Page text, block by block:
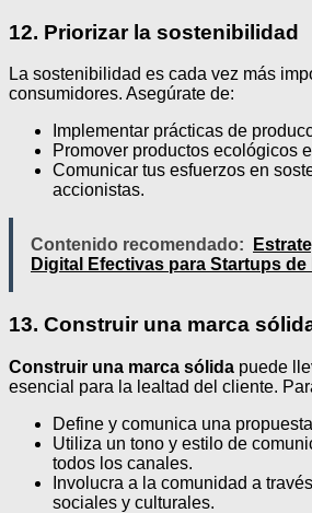
12. Priorizar la sostenibilidad
La sostenibilidad es cada vez más
consumidores. Asegúrate de:
Implementar prácticas de
Promover productos ecológicos
Comunicar tus esfuerzos en
accionistas.
Contenido recomendado:
Digital Efectivas para Startups
13. Construir una marca
Construir una marca sólida puede
esencial para la lealtad del cliente.
Define y comunica una
Utiliza un tono y estilo de
todos los canales.
Involucra a la comunidad a
sociales y culturales.